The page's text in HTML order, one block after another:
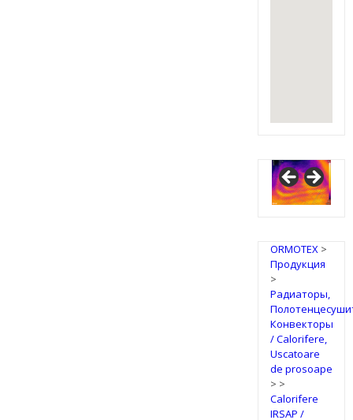
ORMOTEX>
Продукция
>
Радиаторы,
Конвекторы
/ Calorifere,
Uscatoare
de prosoape
> >
Calorifere
IRSAP /